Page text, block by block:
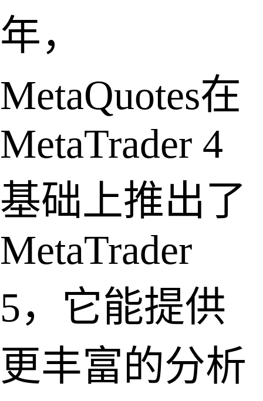
年，
MetaQuotes在
MetaTrader 4
基础上推出了
MetaTrader
5，它能提供
更丰富的分析